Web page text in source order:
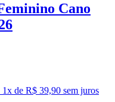
Cano
1x de R$ 39,90 sem juros